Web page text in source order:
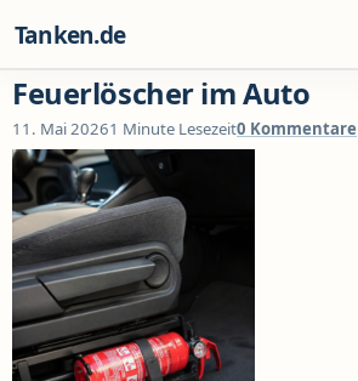
Tanken.de
Feuerlöscher im Auto
11. Mai 20261 Minute Lesezeit0 Kommentare